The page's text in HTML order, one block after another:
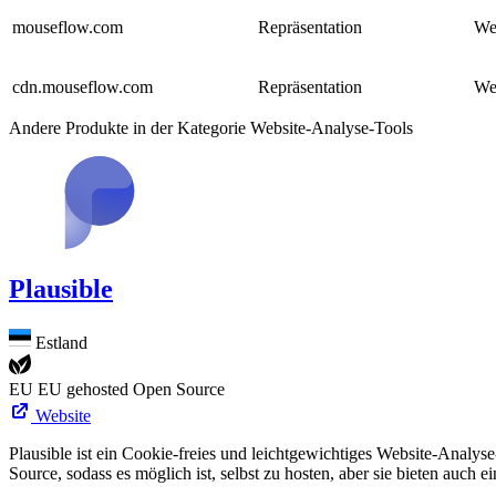
mouseflow.com Repräsentation
cdn.mouseflow.com Repräsentation
Andere Produkte in der Kategorie Website-Analyse-Tools
Plausible
Estland
EU EU gehosted Open Source
Website
Plausible ist ein Cookie-freies und leichtgewichtiges Website-
Source, sodass es möglich ist, selbst zu hosten, aber sie bieten auch